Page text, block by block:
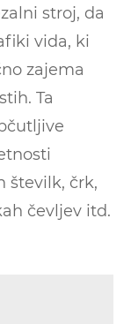
stroj, da
vida, ki
zajema
Ta
številk, črk,
čevljev itd.